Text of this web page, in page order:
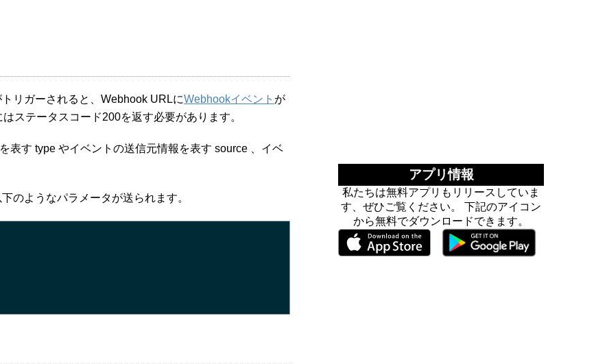
リガーされると、Webhook URLにWebhookイベント が
ステータスコード200を返す必要があります。
表す type やイベントの送信元情報を表す source 、イベ
のようなパラメータが送られます。
アプリ情報
私たちは無料アプリもリリースしていま
す、ぜひご覧ください。 下記のアイコン
から無料でダウンロードできます。